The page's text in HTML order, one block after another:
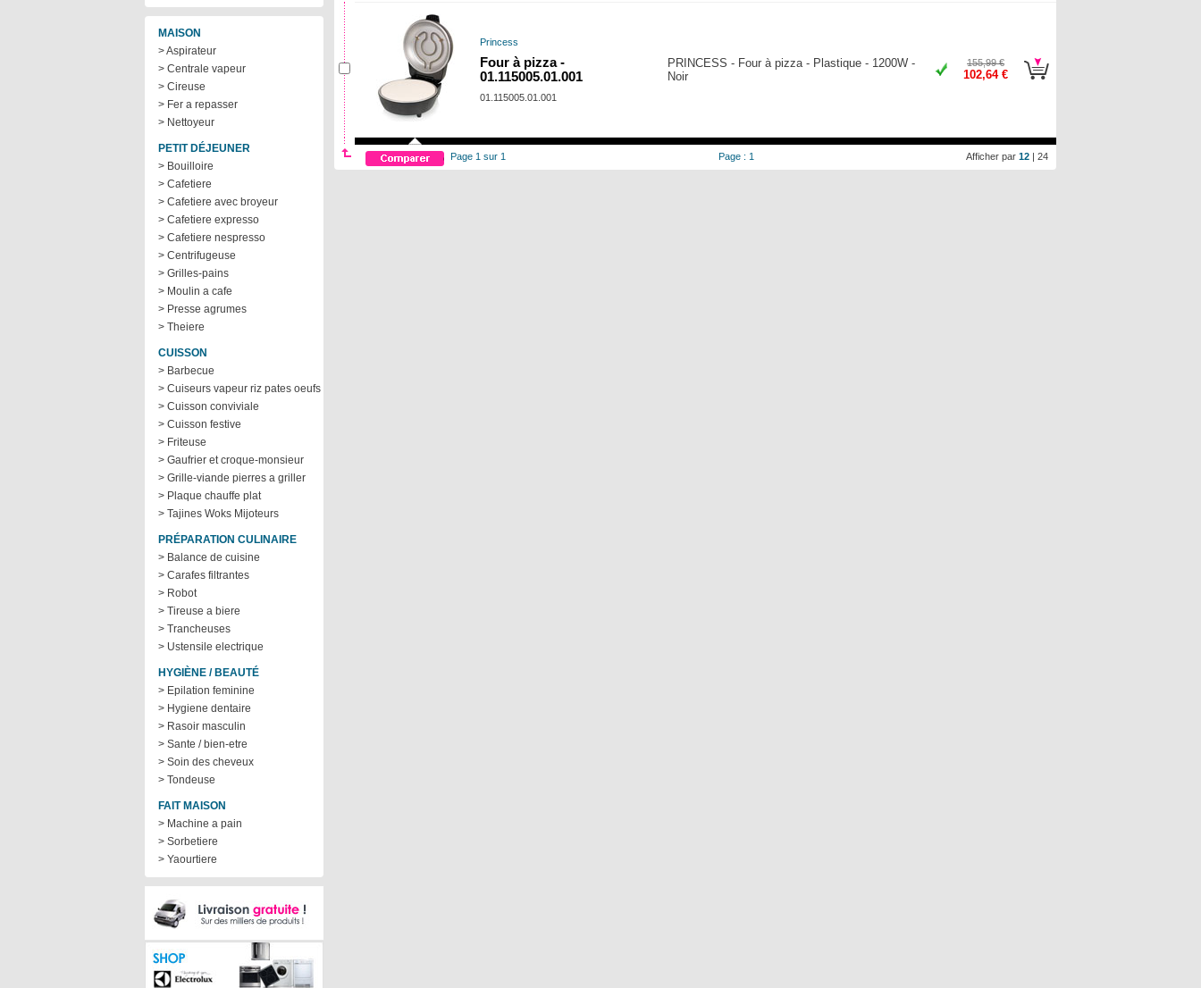
MAISON
> Aspirateur
> Centrale vapeur
> Cireuse
> Fer a repasser
> Nettoyeur
PETIT DÉJEUNER
> Bouilloire
> Cafetiere
> Cafetiere avec broyeur
> Cafetiere expresso
> Cafetiere nespresso
> Centrifugeuse
> Grilles-pains
> Moulin a cafe
> Presse agrumes
> Theiere
CUISSON
> Barbecue
> Cuiseurs vapeur riz pates oeufs
> Cuisson conviviale
> Cuisson festive
> Friteuse
> Gaufrier et croque-monsieur
> Grille-viande pierres a griller
> Plaque chauffe plat
> Tajines Woks Mijoteurs
PRÉPARATION CULINAIRE
> Balance de cuisine
> Carafes filtrantes
> Robot
> Tireuse a biere
> Trancheuses
> Ustensile electrique
HYGIÈNE / BEAUTÉ
> Epilation feminine
> Hygiene dentaire
> Rasoir masculin
> Sante / bien-etre
> Soin des cheveux
> Tondeuse
FAIT MAISON
> Machine a pain
> Sorbetiere
> Yaourtiere
Princess
Four à pizza -
01.115005.01.001
01.115005.01.001
PRINCESS - Four à pizza - Plastique - 1200W -
Noir
155,99 €
102,64 €
Afficher par 12 | 24
Page 1 sur 1 Page : 1